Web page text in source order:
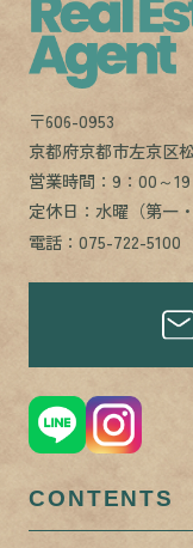
〒606-0953
京都府京都市左京区
営業時間：9：00～
定休日：水曜（第一
電話：075-722-5100
CONTENTS